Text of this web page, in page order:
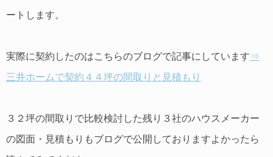
ートします。
実際に契約したのはこちらのブログで記事にしています⇒
三井ホームで契約４４坪の間取りと見積もり
３２坪の間取りで比較検討した残り３社のハウスメーカー
の図面・見積もりもブログで公開しておりますよかったら